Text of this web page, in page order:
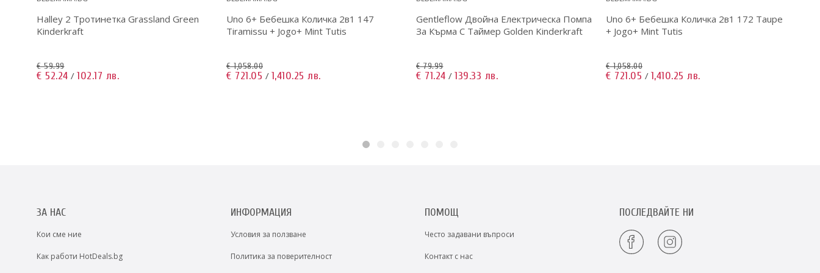
Halley 2 Тротинетка Grassland Green
Kinderkraft
€ 59.99
€ 52.24 / 102.17 лв.
Uno 6+ Бебешка Количка 2в1 147
Tiramissu + Jogo+ Mint Tutis
€ 1,058.00
€ 721.05 / 1,410.25 лв.
Gentleflow Двойна Електрическа Помпа
За Кърма С Таймер Golden Kinderkraft
€ 79.99
€ 71.24 / 139.33 лв.
Uno 6+ Бебешка Количка 2в1 172 Taupe
+ Jogo+ Mint Tutis
€ 1,058.00
€ 721.05 / 1,410.25 лв.
ЗА НАС
Кои сме ние
Как работи HotDeals.bg
ИНФОРМАЦИЯ
Условия за ползване
Политика за поверителност
ПОМОЩ
Често задавани въпроси
Контакт с нас
ПОСЛЕДВАЙТЕ НИ